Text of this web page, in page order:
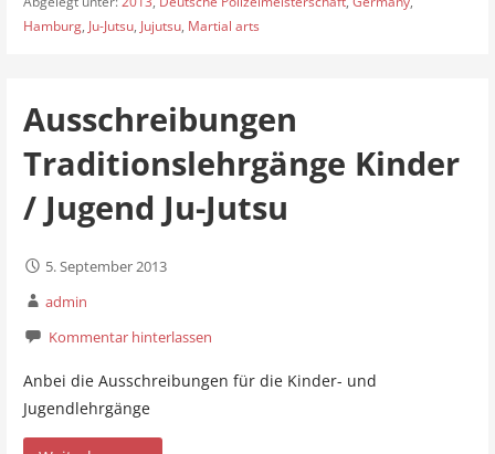
Hamburg, Ju-Jutsu, Jujutsu, Martial arts
Ausschreibungen
Traditionslehrgänge Kinder
/ Jugend Ju-Jutsu
5. September 2013
admin
Kommentar hinterlassen
Anbei die Ausschreibungen für die Kinder- und
Jugendlehrgänge